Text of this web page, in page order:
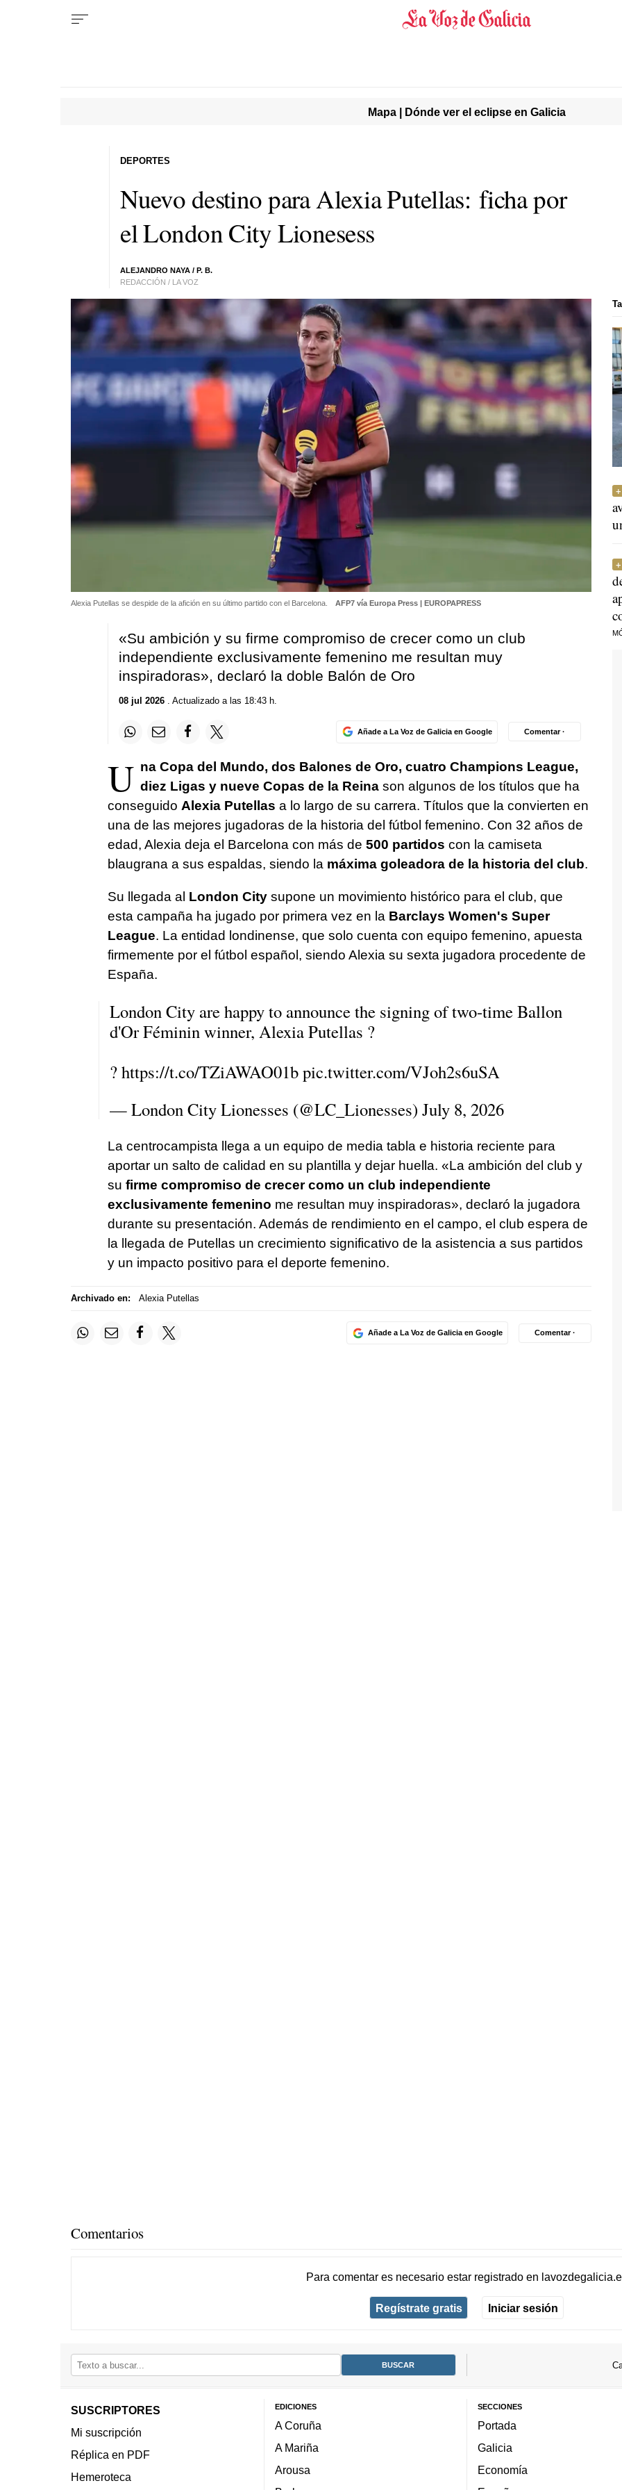
Mapa | Dónde ver el eclipse en Galicia
Nuevo destino para Alexia Putellas: ficha por
el London City Lionesess
ALEJANDRO NAYA / P. B.
REDACCIÓN / LA VOZ
DEPORTES
Alexia Putellas se despide de la afición en su último partido con el Barcelona. AFP7 vía Europa Press | EUROPAPRESS
«Su ambición y su firme compromiso de crecer como un club
independiente exclusivamente femenino me resultan muy
inspiradoras», declaró la doble Balón de Oro
08 jul 2026. Actualizado a las 18:43 h.
Añade a La Voz de Galicia en Google Comentar ·
U na Copa del Mundo, dos Balones de Oro, cuatro Champions League,
diez Ligas y nueve Copas de la Reinason algunos de los títulos que ha
conseguido Alexia Putellas a lo largo de su carrera. Títulos que la convierten en
una de las mejores jugadoras de la historia del fútbol femenino. Con 32 años de
edad, Alexia deja el Barcelona con más de 500 partidos con la camiseta
blaugrana a sus espaldas, siendo la máxima goleadora de la historia del club.
Su llegada al London Citysupone un movimiento histórico para el club, que
esta campaña ha jugado por primera vez en la Barclays Women's Super
League. La entidad londinense, que solo cuenta con equipo femenino, apuesta
firmemente por el fútbol español, siendo Alexia su sexta jugadora procedente de
España.
London City are happy to announce the signing of two-time Ballon
d'Or Féminin winner, Alexia Putellas ?
?https://t.co/TZiAWAO01bpic.twitter.com/VJoh2s6uSA
— London City Lionesses (@LC_Lionesses) July 8, 2026
La centrocampista llega a un equipo de media tabla e historia reciente para
aportar un salto de calidad en su plantilla y dejar huella. «La ambición del club y
su firme compromiso de crecer como un club independiente
exclusivamente femenino me resultan muy inspiradoras», declaró la jugadora
durante su presentación. Además de rendimiento en el campo, el club espera de
la llegada de Putellas un crecimiento significativo de la asistencia a sus partidos
y un impacto positivo para el deporte femenino.
Archivado en: Alexia Putellas
Añade a La Voz de Galicia en Google Comentar ·
Comentarios
Para comentar es necesario estar registradoen
Regístrate gratis Iniciar sesión
SUSCRIPTORES
Mi suscripción
Réplica en PDF
Hemeroteca
EDICIONES
A Coruña
A Mariña
Arousa
SECCIONES
Portada
Galicia
Economía